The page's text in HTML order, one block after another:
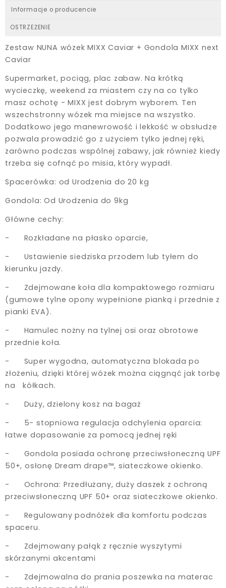
Informacje o producencie
OSTRZEŻENIE
Zestaw NUNA wózek MIXX Caviar + Gondola MIXX next
Caviar
Supermarket, pociąg, plac zabaw. Na krótką
wycieczkę, weekend za miastem czy na co tylko
masz ochotę - MIXX jest dobrym wyborem. Ten
wszechstronny wózek ma miejsce na wszystko.
Dodatkowo jego manewrowość i lekkość w obsłudze
pozwala prowadzić go z użyciem tylko jednej ręki,
zarówno podczas wspólnej zabawy, jak również kiedy
trzeba się cofnąć po misia, który wypadł.
Spacerówka: od Urodzenia do 20 kg
Gondola: Od Urodzenia do 9kg
Główne cechy:
- Rozkładane na płasko oparcie,
- Ustawienie siedziska przodem lub tyłem do
kierunku jazdy.
- Zdejmowane koła dla kompaktowego rozmiaru
(gumowe tylne oponywypełnione pianką i przednie z
pianki EVA).
- Hamulec nożny na tylnej osi oraz obrotowe
przednie koła.
- Super wygodna, automatyczna blokada po
złożeniu, dzięki której wózek można ciągnąć jak torbę
na kółkach.
- Duży, dzielony kosz na bagaż
- 5- stopniowa regulacja odchylenia oparcia:
łatwe dopasowanie za pomocą jednej ręki
- Gondola posiada ochronę przeciwsłoneczną UPF
50+, osłonę Dream drape™, siateczkowe okienko.
- Ochrona: Przedłużany, duży daszek z ochroną
przeciwsłoneczną UPF 50+ oraz siateczkowe okienko.
- Regulowany podnóżek dla komfortu podczas
spaceru.
- Zdejmowany pałąk z ręcznie wyszytymi
skórzanymi akcentami
- Zdejmowalna do prania poszewka na materac